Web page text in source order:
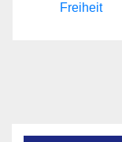
Freiheit